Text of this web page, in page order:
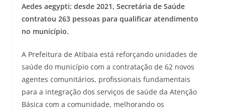
Aedes aegypti; desde 2021, Secretária de Saúde
contratou 263 pessoas para qualificar atendimento
no município.
A Prefeitura de Atibaia está reforçando unidades de
saúde do município com a contratação de 62 novos
agentes comunitários, profissionais fundamentais
para a integração dos serviços de saúde da Atenção
Básica com a comunidade, melhorando os